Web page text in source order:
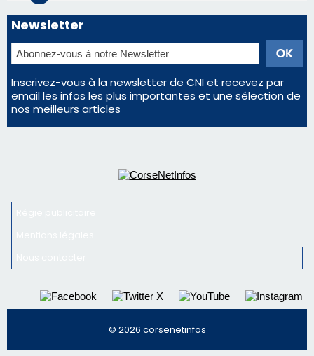
Régie publicitaire
Mentions légales
Nous contacter